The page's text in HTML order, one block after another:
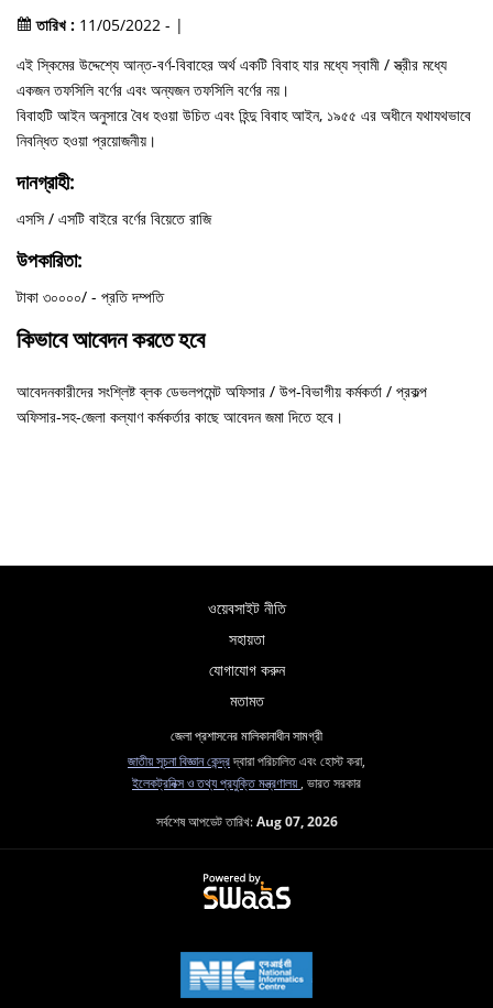
তারিখ : 11/05/2022 - |
এই স্কিমের উদ্দেশ্যে আন্ত-বর্ণ-বিবাহের অর্থ একটি বিবাহ যার মধ্যে স্বামী / স্ত্রীর মধ্যে
একজন তফসিলি বর্ণের এবং অন্যজন তফসিলি বর্ণের নয়।
বিবাহটি আইন অনুসারে বৈধ হওয়া উচিত এবং হিন্দু বিবাহ আইন, ১৯৫৫ এর অধীনে যথাযথভাবে
নিবন্ধিত হওয়া প্রয়োজনীয়।
দানগ্রাহী:
এসসি / এসটি বাইরে বর্ণের বিয়েতে রাজি
উপকারিতা:
টাকা ৩০০০০/ - প্রতি দম্পতি
কিভাবে আবেদন করতে হবে
আবেদনকারীদের সংশ্লিষ্ট ব্লক ডেভলপমেন্ট অফিসার / উপ-বিভাগীয় কর্মকর্তা / প্রকল্প
অফিসার-সহ-জেলা কল্যাণ কর্মকর্তার কাছে আবেদন জমা দিতে হবে।
ওয়েবসাইট নীতি
সহায়তা
যোগাযোগ করুন
মতামত
জেলা প্রশাসনের মালিকানাধীন সামগ্রী
জাতীয় সূচনা বিজ্ঞান কেন্দ্রদ্বারা পরিচালিত এবং হোস্ট করা,
ইলেকট্রনিক্স ও তথ্য প্রযুক্তি মন্ত্রণালয় , ভারত সরকার
সর্বশেষ আপডেট তারিখ:Aug 07, 2026